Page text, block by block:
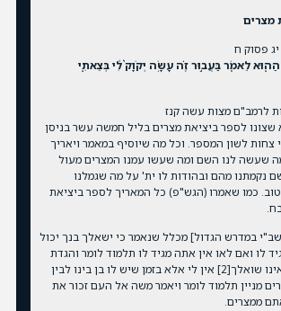
מצרים
פסוק ח
הַה֖וּא לֵאמֹ֑ר בַּעֲב֣וּר זֶ֗ה עָשָׂ֤ה יְקֹוָק֙ לִ֔י בְּצֵאתִ֖י
לרמב"ם מצות עשה קנז
שצונו לספר ביציאת מצרים בליל חמשה עשר בניסן
לשון המספר. וכל מה שיוסיף במאמר ויאריך
שעשה לנו השם ומה שעשו עמנו המצרים מעול
נקמתנו מהם ובהודות לו ית' על מה שגמלנו
טוב. כמו שאמרו (הגש"פ) כל המאריך לספר ביציאת
במדרש הגדול] מכלל שנאמר כי ישאלך בנך יכול
לו ואם לאו אין אתה מגיד לו תלמוד לומר והגדת
שואלך[2]
אין לי אלא בזמן שיש לו בן בינו לבין
מניין תלמוד לומר ויאמר משה אל העם זכור את
ממצרים.